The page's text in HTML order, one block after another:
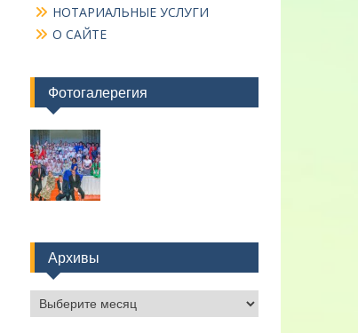
НОТАРИАЛЬНЫЕ УСЛУГИ
О САЙТЕ
Фотогалерегия
Архивы
Архивы